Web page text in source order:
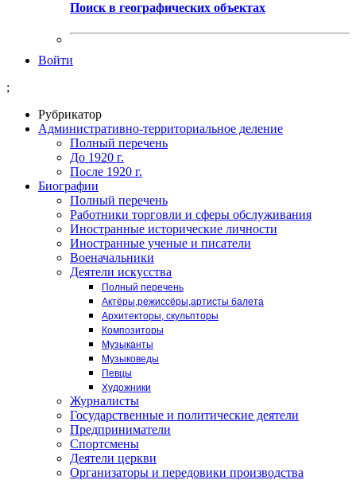
Поиск в географических объектах
Войти
;
Рубрикатор
Административно-территориальное деление
Полный перечень
До 1920 г.
После 1920 г.
Биографии
Полный перечень
Работники торговли и сферы обслуживания
Иностранные исторические личности
Иностранные ученые и писатели
Военачальники
Деятели искусства
Полный перечень
Актёры,режиссёры,артисты балета
Архитекторы, скульпторы
Композиторы
Музыканты
Музыковеды
Певцы
Художники
Журналисты
Государственные и политические деятели
Предприниматели
Спортсмены
Деятели церкви
Организаторы и передовики производства